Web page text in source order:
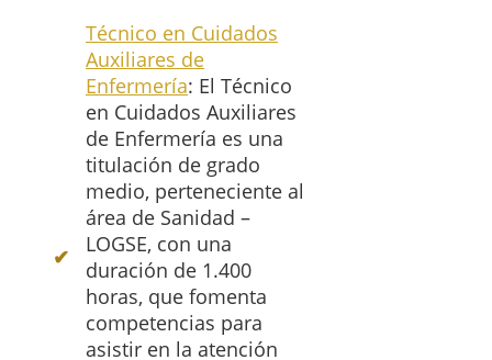
Técnico en Cuidados
Auxiliares de
Enfermería: El Técnico
en Cuidados Auxiliares
de Enfermería es una
titulación de grado
medio, perteneciente al
área de Sanidad –
LOGSE, con una
duración de 1.400
horas, que fomenta
competencias para
asistir en la atención